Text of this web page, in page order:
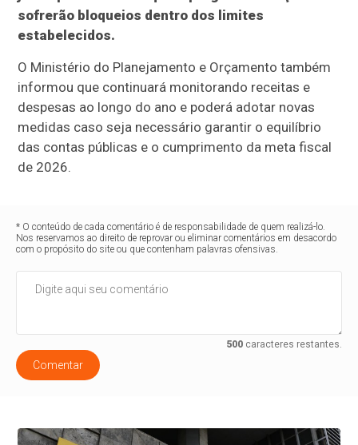
sofrerão bloqueios dentro dos limites
estabelecidos.
O Ministério do Planejamento e Orçamento também
informou que continuará monitorando receitas e
despesas ao longo do ano e poderá adotar novas
medidas caso seja necessário garantir o equilíbrio
das contas públicas e o cumprimento da meta fiscal
de 2026.
* O conteúdo de cada comentário é de responsabilidade de quem realizá-lo.
Nos reservamos ao direito de reprovar ou eliminar comentários em desacordo
com o propósito do site ou que contenham palavras ofensivas.
500caracteres restantes.
Comentar